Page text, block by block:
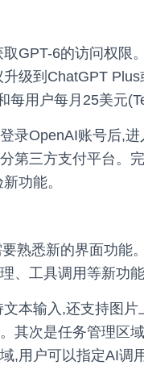
GPT-6的访问权限
级到ChatGPT
用户每月25美元
录OpenAI账号后,
第三方支付平台。
功能。
熟悉新的界面功能
、工具调用等新功
本输入,还支持图
其次是任务管理区
,用户可以指定AI调